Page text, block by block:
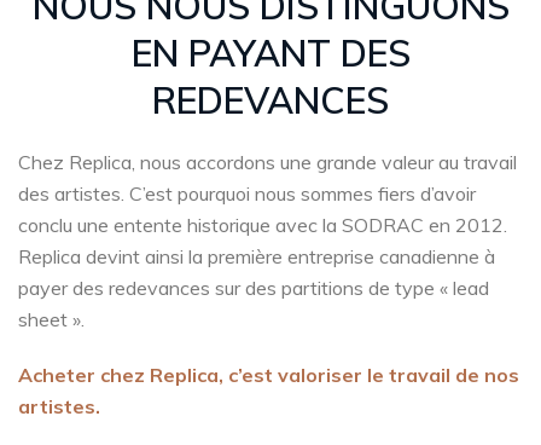
EN PAYANT DES
REDEVANCES
Chez Replica, nous accordons une grande valeur au travail
des artistes. C’est pourquoi nous sommes fiers d’avoir
conclu une entente historique avec la SODRAC en 2012.
Replica devint ainsi la première entreprise canadienne à
payer des redevances sur des partitions de type « lead
sheet ».
Acheter chez Replica, c’est valoriser le travail de nos
artistes.